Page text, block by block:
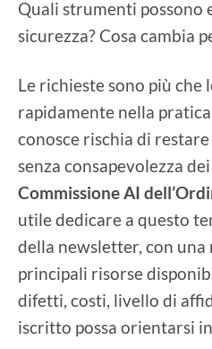
Quali strumenti possono
sicurezza? Cosa cambia
Le richieste sono più che
rapidamente nella
conosce rischia di
senza consapevolezza
Commissione AI
utile dedicare a questo
della newsletter, con una
principali risorse
difetti, costi, livello di
iscritto possa orientarsi